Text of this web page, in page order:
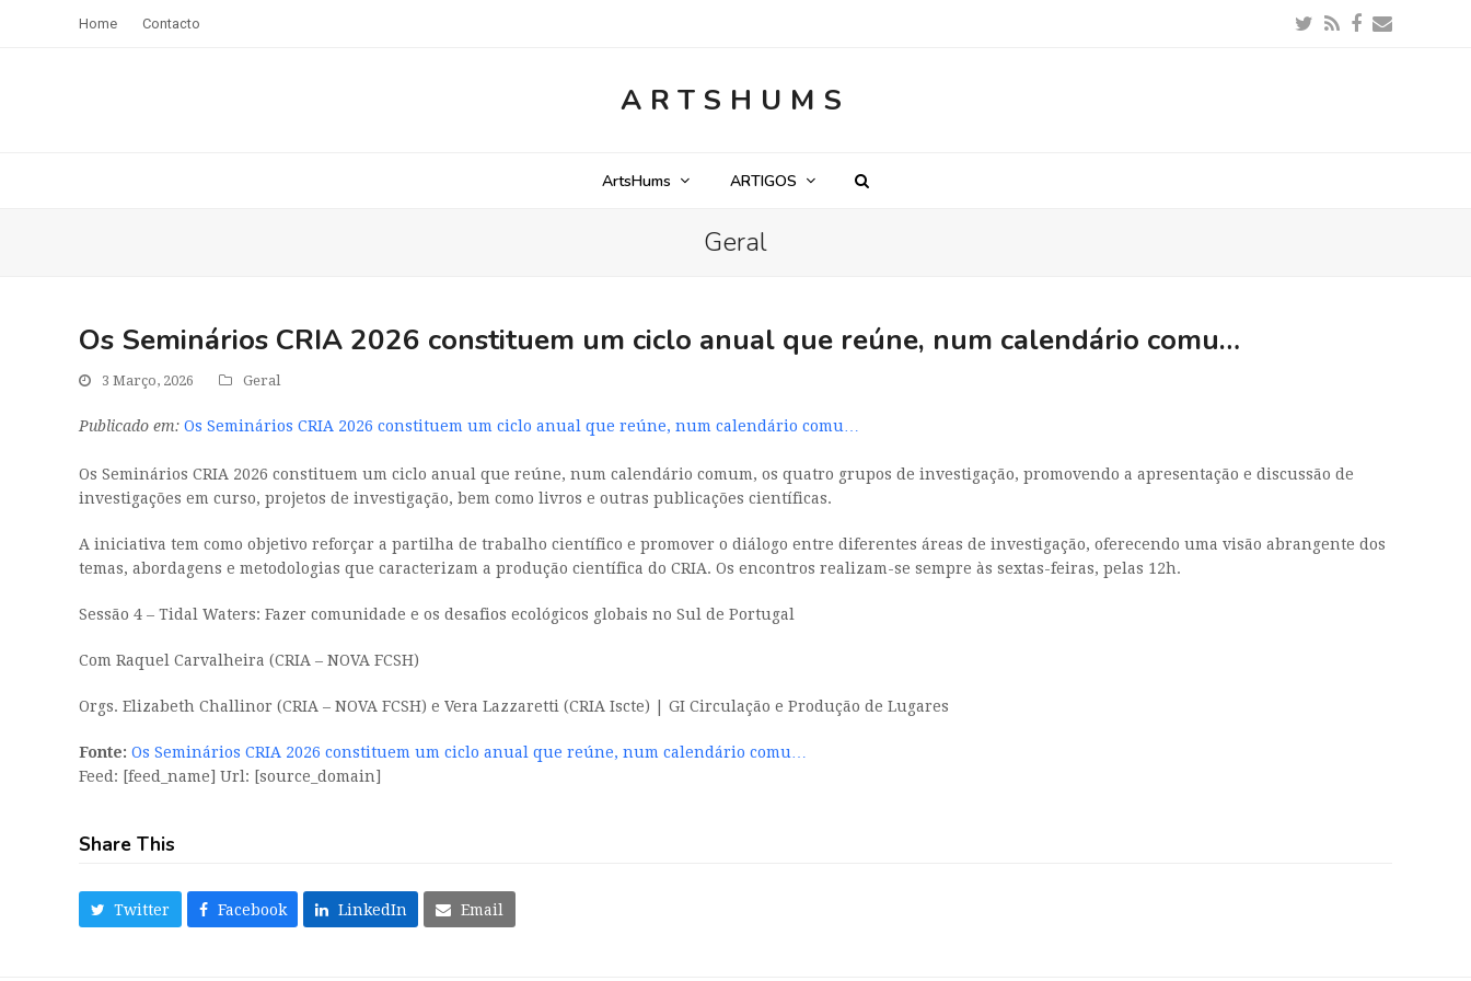
Home Contacto Twitter
RSSFacebook
Email
ARTSHUMS
ArtsHums ARTIGOS
Geral
Os Seminários CRIA 2026 constituem um ciclo anual que reúne, num calendário comu…
3 Março, 2026 Geral
Publicado em: Os Seminários CRIA 2026 constituem um ciclo anual que reúne, num calendário comu…
Os Seminários CRIA 2026 constituem um ciclo anual que reúne, num calendário comum, os quatro grupos de investigação, promovendo a apresentação e discussão de
investigações em curso, projetos de investigação, bem como livros e outras publicações científicas.
A iniciativa tem como objetivo reforçar a partilha de trabalho científico e promover o diálogo entre diferentes áreas de investigação, oferecendo uma visão abrangente dos
temas, abordagens e metodologias que caracterizam a produção científica do CRIA. Os encontros realizam-se sempre às sextas-feiras, pelas 12h.
Sessão 4 – Tidal Waters: Fazer comunidade e os desafios ecológicos globais no Sul de Portugal
Com Raquel Carvalheira (CRIA – NOVA FCSH)
Orgs. Elizabeth Challinor (CRIA – NOVA FCSH) e Vera Lazzaretti (CRIA Iscte) | GI Circulação e Produção de Lugares
Fonte: Os Seminários CRIA 2026 constituem um ciclo anual que reúne, num calendário comu…
Feed: [feed_name] Url: [source_domain]
Share This
Twitter Facebook LinkedIn Email